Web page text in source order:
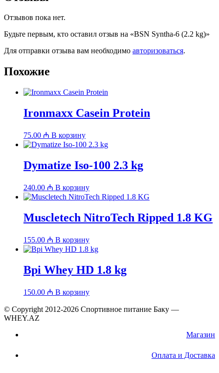
Отзывов пока нет.
Будьте первым, кто оставил отзыв на «BSN Syntha-6 (2.2 kg)»
Для отправки отзыва вам необходимо авторизоваться.
Похожие
Ironmaxx Casein Protein
75.00 ₼ В корзину
Dymatize Iso-100 2.3 kg
240.00 ₼ В корзину
Muscletech NitroTech Ripped 1.8 KG
155.00 ₼ В корзину
Bpi Whey HD 1.8 kg
150.00 ₼ В корзину
© Copyright 2012-2026 Спортивное питание Баку —
WHEY.AZ
Магазин
Оплата и Доставка